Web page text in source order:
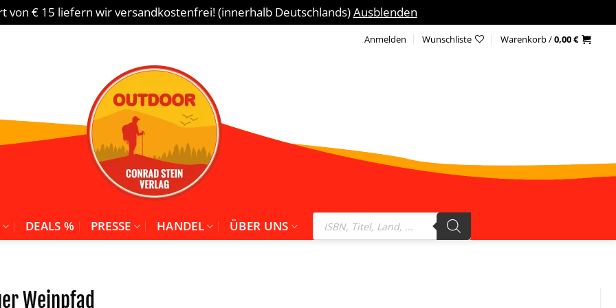
von € 15 liefern wir versandkostenfrei! (innerhalb Deutschlands)Ausblenden
Anmelden Wunschliste Warenkorb /0,00€
DEALS % PRESSE HANDEL ÜBER UNS
Products
search
Weinpfad